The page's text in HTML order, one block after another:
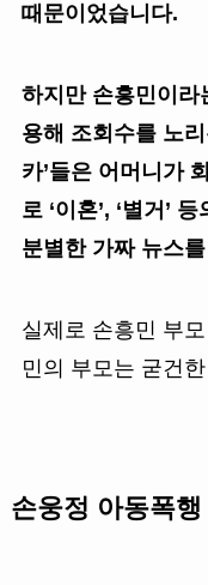
때문이었습니다.
하지만 손흥민이라
용해 조회수를 노
카’들은 어머니가
로 ‘이혼’, ‘별거’
분별한 가짜 뉴스
실제로 손흥민 부
민의 부모는 굳건
손웅정 아동폭